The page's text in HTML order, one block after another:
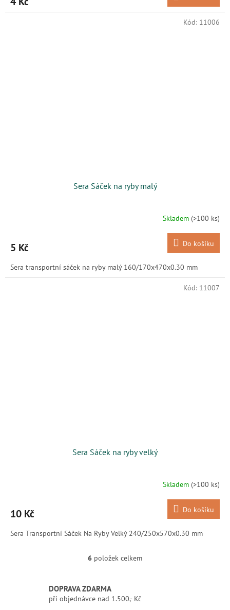
Sera Sáček na ryby malý
Skladem (>100 ks)
5 Kč Do košíku
Sera transportní sáček na ryby malý 160/170x470x0.30 mm
Kód: 11006
Sera Sáček na ryby velký
Skladem (>100 ks)
10 Kč Do košíku
Sera Transportní Sáček Na Ryby Velký 240/250x570x0.30 mm
Kód: 11007
O
d
6 položek celkem
DOPRAVA ZDARMA
při objednávce nad 1.500,- Kč